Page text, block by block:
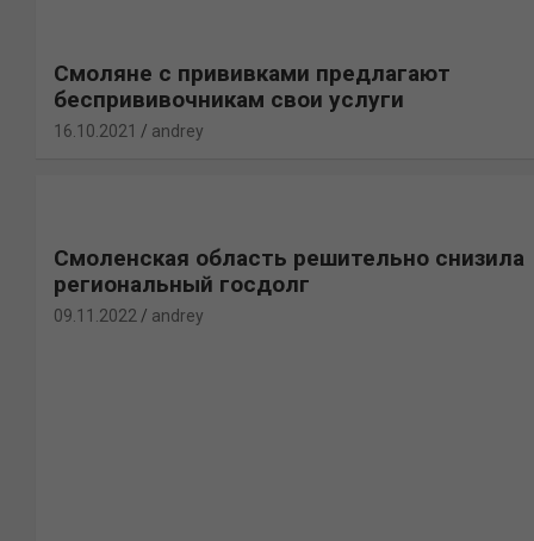
Смоляне с прививками предлагают
беспрививочникам свои услуги
16.10.2021 andrey
Смоленская область решительно снизила
региональный госдолг
09.11.2022 andrey